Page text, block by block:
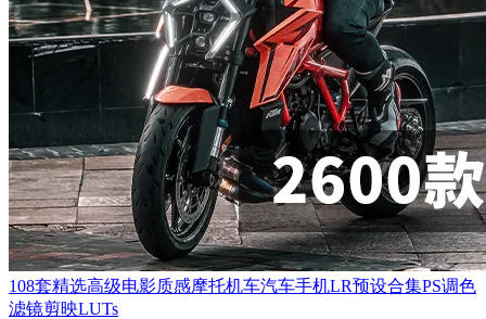
108套精选高级电影质感摩托机车汽车手机LR预设合集PS调色
滤镜剪映LUTs